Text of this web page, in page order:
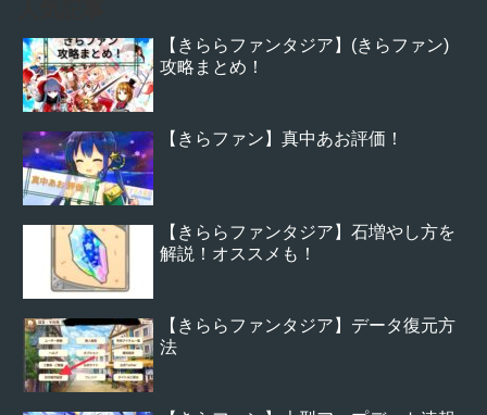
【きららファンタジア】(きらファン)
攻略まとめ！
【きらファン】真中あお評価！
【きららファンタジア】石増やし方を
解説！オススメも！
【きららファンタジア】データ復元方
法